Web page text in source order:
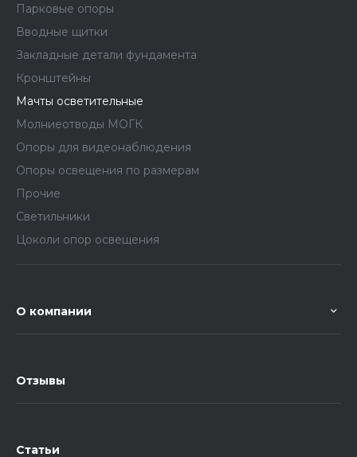
Парковые опоры
Вводные щитки
Закладные детали фундамента
Кронштейны
Мачты осветительные
Молниеотводы МОГК
Опоры для видеонаблюдения
Опоры освещения по размерам
Прочие
Светильники
Цоколи опор освещения
О компании
Отзывы
Статьи